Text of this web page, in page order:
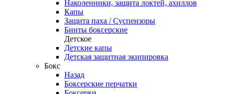
Наколенники, защита локтей, ахиллов
Капы
Защита паха / Суспензоры
Бинты боксерские
Детское
Детские капы
Детская защитная экипировка
Бокс
Назад
Боксерские перчатки